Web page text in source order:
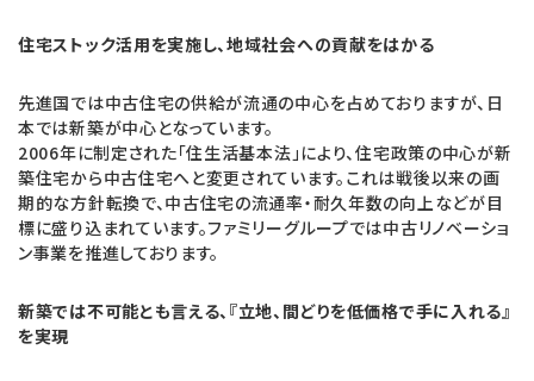
住宅ストック活用を実施し、地域社会への貢献をはかる
先進国では中古住宅の供給が流通の中心を占めておりますが、日
本では新築が中心となっています。
2006年に制定された「住生活基本法」により、住宅政策の中心が新
築住宅から中古住宅へと変更されています。これは戦後以来の画
期的な方針転換で、中古住宅の流通率・耐久年数の向上などが目
標に盛り込まれています。ファミリーグループでは中古リノベーショ
ン事業を推進しております。
新築では不可能とも言える、『立地、間どりを低価格で手に入れる』
を実現